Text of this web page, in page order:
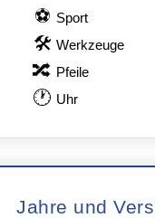
⚽ Sport
🛠 Werkzeuge
🔀 Pfeile
🕐 Uhr
Jahre und